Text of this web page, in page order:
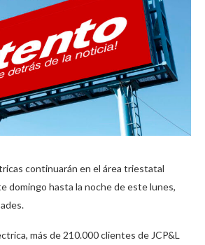
continuarán en el área triestatal
domingo hasta la noche de este lunes,
más de 210.000 clientes de JCP&L